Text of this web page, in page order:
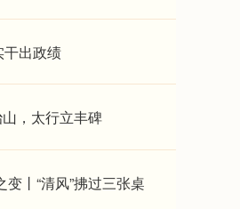
出政绩
山，太行立丰碑
丨“清风”拂过三张桌